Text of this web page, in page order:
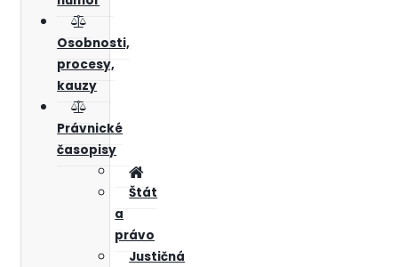
Osobnosti,
procesy,
kauzy
Právnické
časopisy
Štát
a
právo
Justičná